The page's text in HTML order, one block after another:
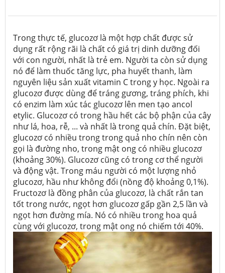
Trong thực tế, glucozơ là một hợp chất được sử
dụng rất rộng rãi là chất có giá trị dinh dưỡng đối
với con người, nhất là trẻ em. Người ta còn sử dụng
nó để làm thuốc tăng lực, pha huyết thanh, làm
nguyên liệu sản xuất vitamin C trong y học. Ngoài ra
glucozơ được dùng để tráng gương, tráng phích, khi
có enzim làm xúc tác glucozơ lên men tạo ancol
etylic. Glucozơ có trong hầu hết các bộ phận của cây
như lá, hoa, rễ, ... và nhất là trong quả chín. Đặt biệt,
glucozơ có nhiều trong trong quả nho chín nên còn
gọi là đường nho, trong mật ong có nhiều glucozơ
(khoảng 30%). Glucozơ cũng có trong cơ thể người
và động vật. Trong máu người có một lượng nhỏ
glucozơ, hầu như không đổi (nồng độ khoảng 0,1%).
Fructozơ là đồng phân của glucozơ, là chất rắn tan
tốt trong nước, ngọt hơn glucozơ gấp gần 2,5 lần và
ngọt hơn đường mía. Nó có nhiều trong hoa quả
cùng với glucozơ, trong mật ong nó chiếm tới 40%.